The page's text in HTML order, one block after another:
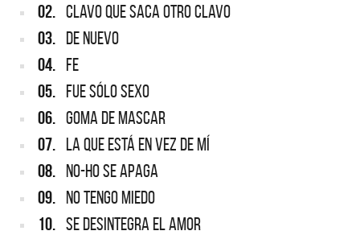
02. CLAVO QUE SACA OTRO CLAVO
03. DE NUEVO
04. FE
05. FUE SÓLO SEXO
06. GOMA DE MASCAR
07. LA QUE ESTÁ EN VEZ DE MÍ
08. NO-HO SE APAGA
09. NO TENGO MIEDO
10. SE DESINTEGRA EL AMOR